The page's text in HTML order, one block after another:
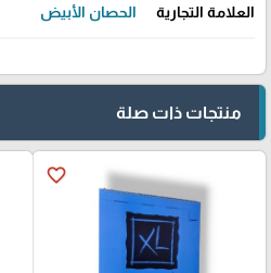
العلامة التجارية الحصان الأبيض
منتجات ذات صلة
favorite_border